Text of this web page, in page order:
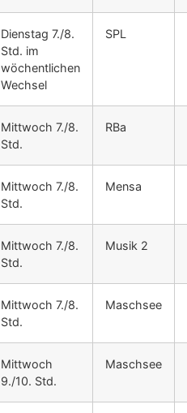
Dienstag 7./8.
Std. im
wöchentlichen
Wechsel
SPL
Mittwoch 7./8.
Std.
RBa
Mittwoch 7./8.
Std.
Mensa
Mittwoch 7./8.
Std.
Musik 2
Mittwoch 7./8.
Std.
Maschsee
Mittwoch
9./10. Std.
Maschsee